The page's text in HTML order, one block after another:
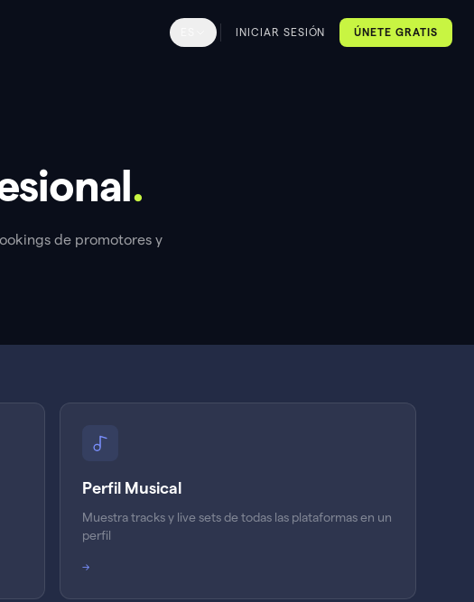
INICIAR SESIÓN ÚNETE GRATIS
.
de promotores y
Perfil Musical
Muestra tracks y live sets de todas las plataformas en un
perfil
→